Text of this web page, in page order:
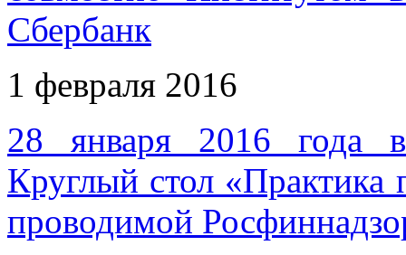
Сбербанк
1 февраля 2016
28 января 2016 года в
Круглый стол
проводимой